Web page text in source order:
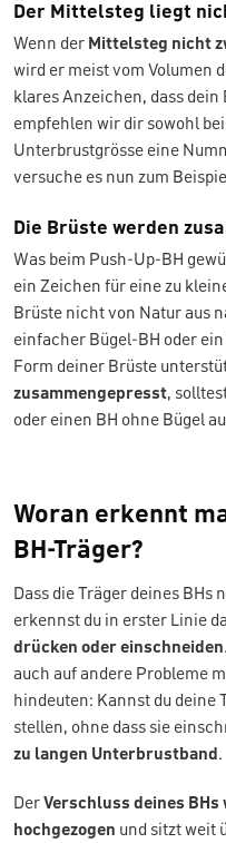
Der Mittelsteg liegt
Wenn der Mittelsteg nicht
wird er meist vom Volumen
klares Anzeichen, dass dein
empfehlen wir dir sowohl
Unterbrustgrösse eine
versuche es nun zum
Die Brüste werden
Was beim Push-Up-BH
ein Zeichen für eine zu
Brüste nicht von Natur aus
einfacher Bügel-BH oder
Form deiner Brüste
zusammengepresst,
oder einen BH ohne Bügel
Woran erkennt
BH-Träger?
Dass die Träger deines
erkennst du in erster Linie
drücken oder einschneiden
auch auf andere Probleme
hindeuten: Kannst du deine
stellen, ohne dass sie
zu langen Unterbrustband .
DerVerschluss deines BHs
hochgezogen und sitzt weit